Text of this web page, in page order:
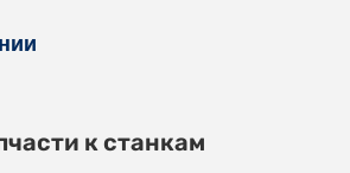
к станкам